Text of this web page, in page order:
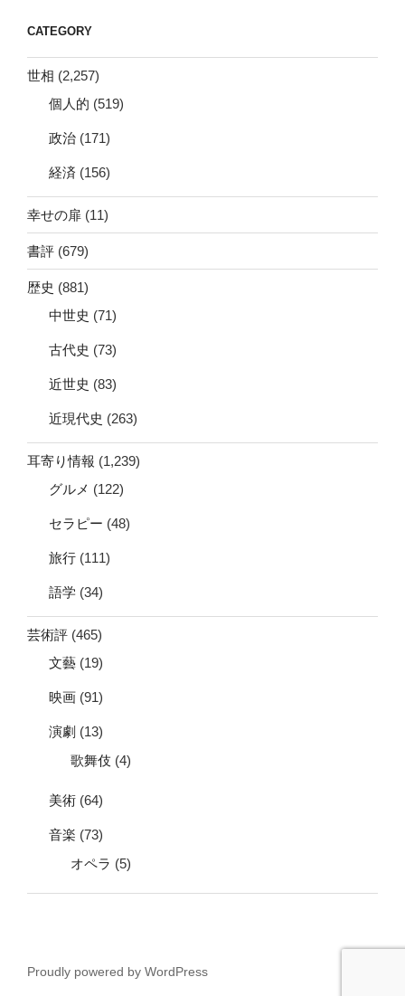
CATEGORY
世相 (2,257)
個人的 (519)
政治 (171)
経済 (156)
幸せの扉 (11)
書評 (679)
歴史 (881)
中世史 (71)
古代史 (73)
近世史 (83)
近現代史 (263)
耳寄り情報 (1,239)
グルメ (122)
セラピー (48)
旅行 (111)
語学 (34)
芸術評 (465)
文藝 (19)
映画 (91)
演劇 (13)
歌舞伎 (4)
美術 (64)
音楽 (73)
オペラ (5)
Proudly powered by WordPress